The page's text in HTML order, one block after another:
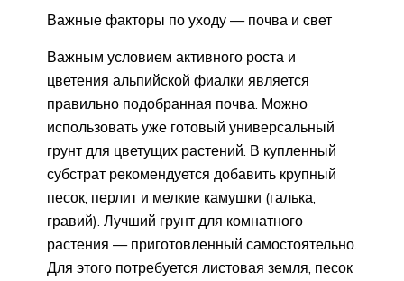
Важные факторы по уходу — почва и свет
Важным условием активного роста и
цветения альпийской фиалки является
правильно подобранная почва. Можно
использовать уже готовый универсальный
грунт для цветущих растений. В купленный
субстрат рекомендуется добавить крупный
песок, перлит и мелкие камушки (галька,
гравий). Лучший грунт для комнатного
растения — приготовленный самостоятельно.
Для этого потребуется листовая земля, песок